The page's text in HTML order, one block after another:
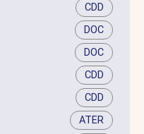
CDD
DOC
DOC
CDD
CDD
ATER